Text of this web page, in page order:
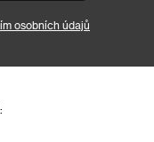
osobních údajů